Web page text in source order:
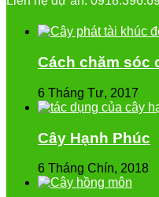
Cách chăm sóc
6 Tháng Tư, 2017
Cây Hạnh Phúc
6 Tháng Chín, 2018